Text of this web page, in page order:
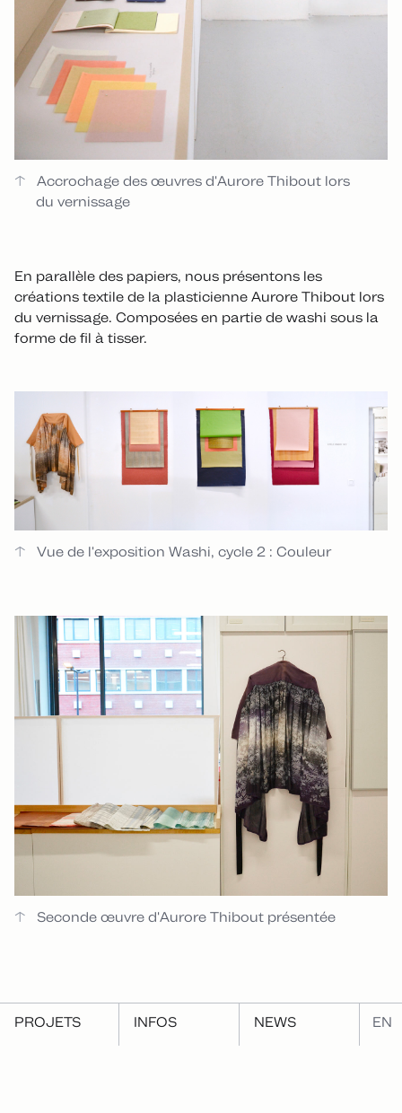
PROJETS INFOS NEWS EN
Accrochage des œuvres d'Aurore Thibout lors
du vernissage
En parallèle des papiers, nous présentons les
créations textile de la plasticienne Aurore Thibout lors
du vernissage. Composées en partie de washi sous la
forme de fil à tisser.
Vue de l'exposition Washi, cycle 2 : Couleur
Seconde œuvre d'Aurore Thibout présentée